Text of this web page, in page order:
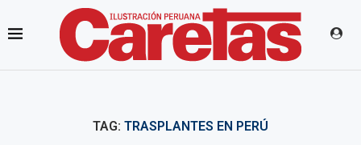
TAG: TRASPLANTES EN PERÚ